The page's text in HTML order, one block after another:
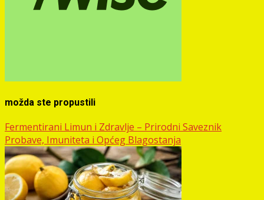
možda ste propustili
Fermentirani Limun i Zdravlje – Prirodni Saveznik
Probave, Imuniteta i Općeg Blagostanja